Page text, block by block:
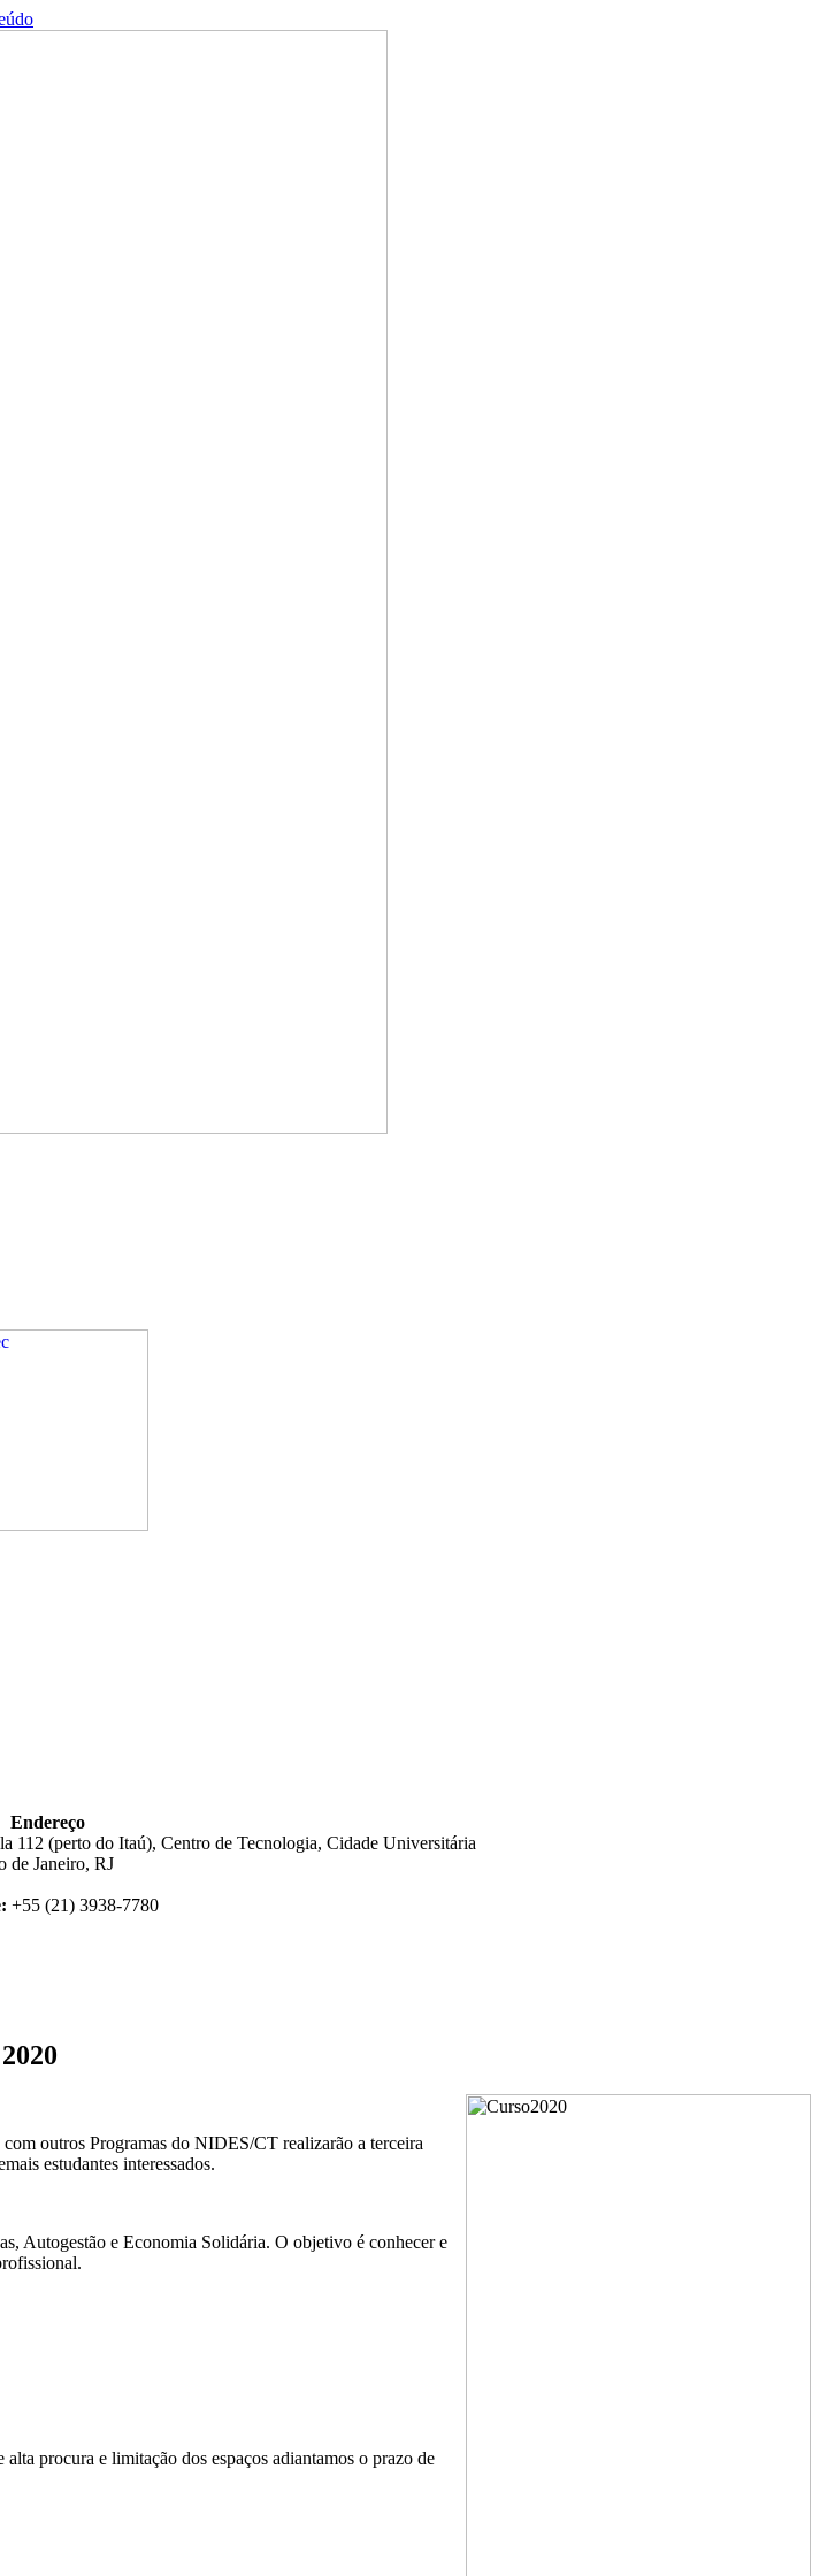
Endereço
112 (perto do Itaú), Centro de Tecnologia, Cidade Universitária
de Janeiro, RJ
+55 (21) 3938-7780
outros Programas do NIDES/CT realizarão a terceira
estudantes interessados.
Autogestão e Economia Solidária. O objetivo é conhecer e
alta procura e limitação dos espaços adiantamos o prazo de